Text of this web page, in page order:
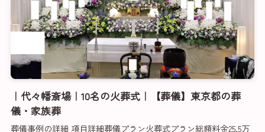
｜代々幡斎場｜10名の火葬式｜【葬儀】東京都の葬
儀・家族葬
葬儀事例の詳細 項目詳細葬儀プラン火葬式プラン総額料金25.5万